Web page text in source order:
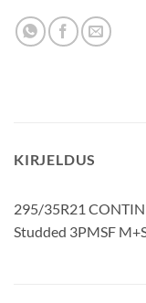
KIRJELDUS
295/35R21
Studded 3PMSF